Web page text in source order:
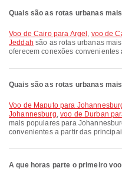
Quais são as rotas urbanas
voo de Cairo para Argel , voo de
Jeddah são as rotas urbanas
oferecem conexões
Quais são as rotas urbanas
voo de Maputo para
Johannesburg, voo de Durban
mais populares para
convenientes a partir das
A que horas parte o primeiro